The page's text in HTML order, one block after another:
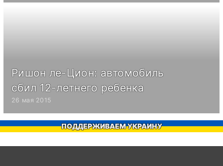
Ришон ле-Цион: автомобиль
сбил 12-летнего ребенка
26 мая 2015
ПОДДЕРЖИВАЕМ УКРАИНУ